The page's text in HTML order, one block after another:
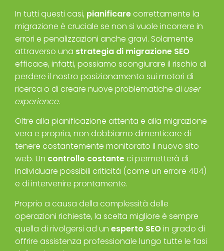
In tutti questi casi, pianificarecorrettamente la
migrazione è cruciale se non si vuole incorrere in
errori e penalizzazioni anche gravi. Solamente
attraverso una strategia di migrazione SEO
efficace, infatti, possiamo scongiurare il rischio di
perdere il nostro posizionamento sui motori di
ricerca o di creare nuove problematiche di user
experience.
Oltre alla pianificazione attenta e alla migrazione
vera e propria, non dobbiamo dimenticare di
tenere costantemente monitorato il nuovo sito
web. Un controllo costanteci permetterà di
individuare possibili criticità (come un errore 404)
e di intervenire prontamente.
Proprio a causa della complessità delle
operazioni richieste, la scelta migliore è sempre
quella di rivolgersi ad un esperto SEOin grado di
offrire assistenza professionale lungo tutte le fasi